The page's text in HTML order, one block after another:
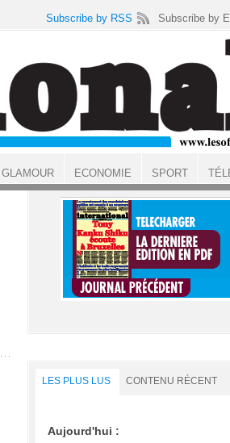
LES PLUS LUS CONTENU RÉCENT
Aujourd'hui :
Subscribe by RSS Subscribe by
GLAMOUR ECONOMIE SPORT